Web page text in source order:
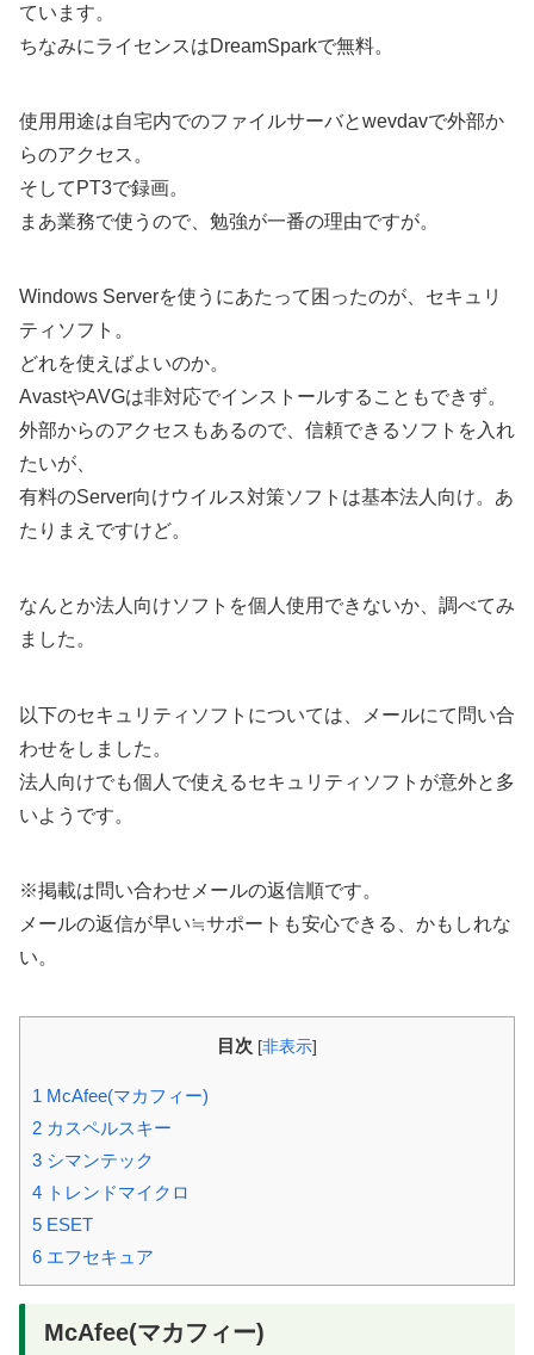
ています。
ちなみにライセンスはDreamSparkで無料。
使用用途は自宅内でのファイルサーバとwevdavで外部か
らのアクセス。
そしてPT3で録画。
まあ業務で使うので、勉強が一番の理由ですが。
Windows Serverを使うにあたって困ったのが、セキュリ
ティソフト。
どれを使えばよいのか。
AvastやAVGは非対応でインストールすることもできず。
外部からのアクセスもあるので、信頼できるソフトを入れ
たいが、
有料のServer向けウイルス対策ソフトは基本法人向け。あ
たりまえですけど。
なんとか法人向けソフトを個人使用できないか、調べてみ
ました。
以下のセキュリティソフトについては、メールにて問い合
わせをしました。
法人向けでも個人で使えるセキュリティソフトが意外と多
いようです。
※掲載は問い合わせメールの返信順です。
メールの返信が早い≒サポートも安心できる、かもしれな
い。
目次 [非表示]
1 McAfee(マカフィー)
2 カスペルスキー
3 シマンテック
4 トレンドマイクロ
5 ESET
6 エフセキュア
McAfee(マカフィー)